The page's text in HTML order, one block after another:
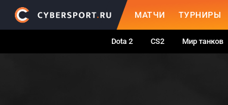
МАТЧИ ТУРНИРЫ
Dota 2 CS2 Мир танков